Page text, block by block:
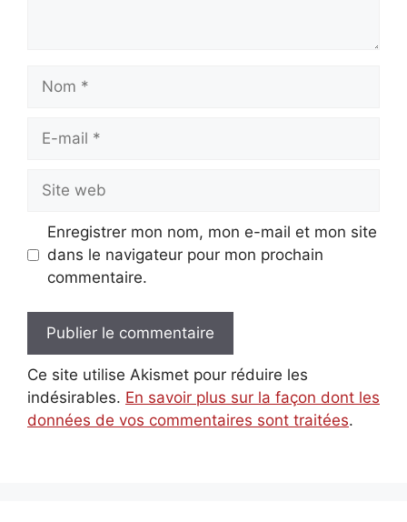
mail
web
Enregistrer mon nom, mon e-mail et mon site
dans le navigateur pour mon prochain
commentaire.
Ce site utilise Akismet pour réduire les
indésirables. En savoir plus sur la façon dont les
données de vos commentaires sont traitées.